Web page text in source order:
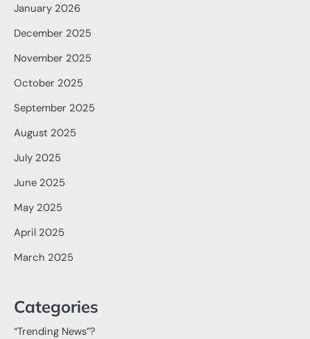
January 2026
December 2025
November 2025
October 2025
September 2025
August 2025
July 2025
June 2025
May 2025
April 2025
March 2025
Categories
“Trending News”?